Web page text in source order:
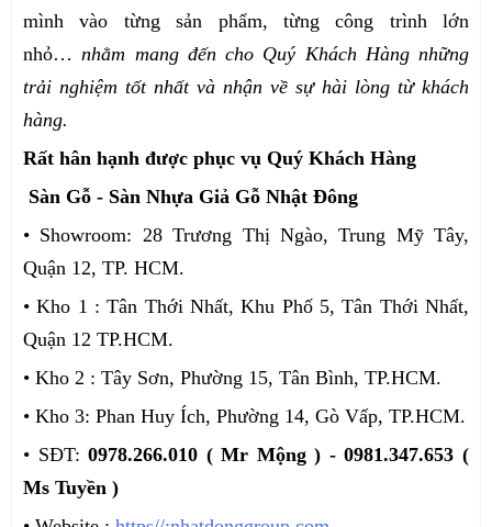
mình vào từng sản phẩm, từng công trình lớn
nhỏ… nhằm mang đến cho Quý Khách Hàng những
trải nghiệm tốt nhất và nhận về sự hài lòng từ khách
hàng.
Rất hân hạnh được phục vụ Quý Khách Hàng
Sàn Gỗ - Sàn Nhựa Giả Gỗ Nhật Đông
• Showroom: 28 Trương Thị Ngào, Trung Mỹ Tây,
Quận 12, TP. HCM.
• Kho 1 : Tân Thới Nhất, Khu Phố 5, Tân Thới Nhất,
Quận 12 TP.HCM.
• Kho 2 : Tây Sơn, Phường 15, Tân Bình, TP.HCM.
• Kho 3: Phan Huy Ích, Phường 14, Gò Vấp, TP.HCM.
• SĐT:0978.266.010 ( Mr Mộng ) - 0981.347.653 (
Ms Tuyền )